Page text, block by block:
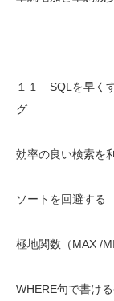
１１ SQLを早く
グ
効率の良い検索を
ソートを回避する
極地関数（MAX /
WHERE句で書け